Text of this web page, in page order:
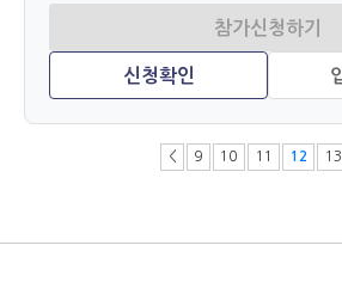
< 9 10 11 12 13